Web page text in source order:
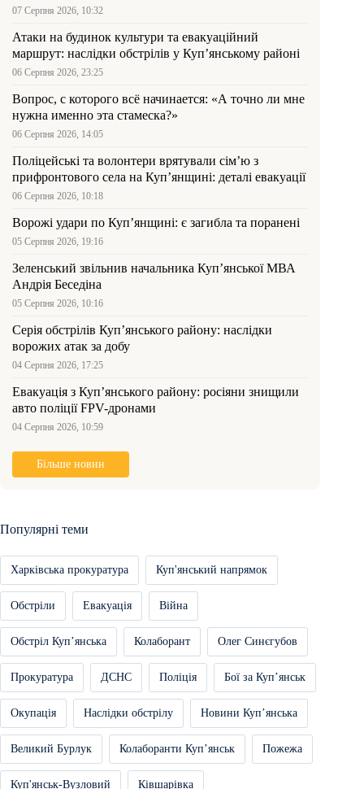
07 Серпня 2026, 10:32
Атаки на будинок культури та евакуаційний
маршрут: наслідки обстрілів у Куп’янському районі
06 Серпня 2026, 23:25
Вопрос, с которого всё начинается: «А точно ли мне
нужна именно эта стамеска?»
06 Серпня 2026, 14:05
Поліцейські та волонтери врятували сім’ю з
прифронтового села на Куп’янщині: деталі евакуації
06 Серпня 2026, 10:18
Ворожі удари по Куп’янщині: є загибла та поранені
05 Серпня 2026, 19:16
Зеленський звільнив начальника Купʼянської МВА
Андрія Беседіна
05 Серпня 2026, 10:16
Серія обстрілів Куп’янського району: наслідки
ворожих атак за добу
04 Серпня 2026, 17:25
Евакуація з Куп’янського району: росіяни знищили
авто поліції FPV-дронами
04 Серпня 2026, 10:59
Більше новин
Популярні теми
Харківська прокуратура Куп'янський напрямок
Обстріли Евакуація Війна
Обстріл Купʼянська Колаборант Олег Синєгубов
Прокуратура ДСНС Поліція Бої за Купʼянськ
Окупація Наслідки обстрілу Новини Купʼянська
Великий Бурлук Колаборанти Купʼянськ Пожежа
Куп'янськ-Вузловий Ківшарівка